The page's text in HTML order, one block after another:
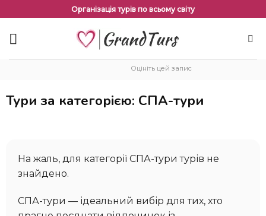
змісту
Організація турів по всьому світу
Оцініть цей запис
Тури за категорією: СПА-тури
На жаль, для категорії СПА-тури турів не
знайдено.
СПА-тури — ідеальний вибір для тих, хто